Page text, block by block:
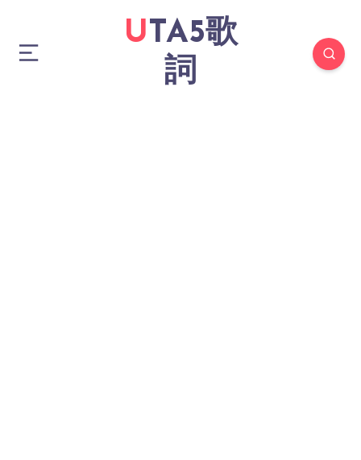
UTA5歌
詞